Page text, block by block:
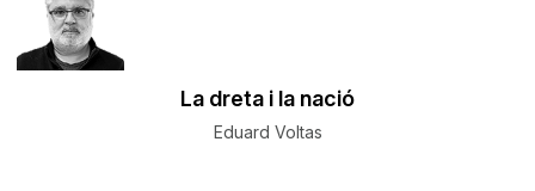
La dreta i la nació
Eduard Voltas